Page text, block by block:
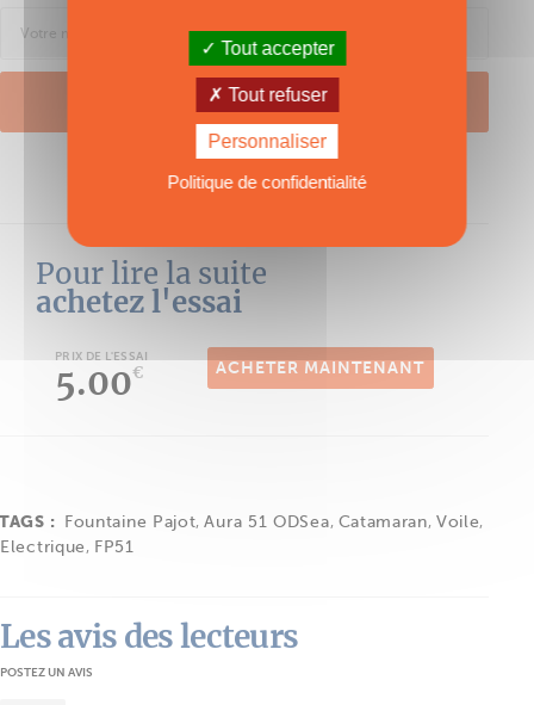
SE CONNECTER
Mot de passe oublié ?
Pour lire la suite
achetez l'essai
PRIX DE L'ESSAI
5.00€ ACHETER MAINTENANT
TAGS : Fountaine Pajot,Aura 51 ODSea, Catamaran, Voile,
Electrique , FP51
Les avis des lecteurs
POSTEZ UN AVIS
Tout accepter
Tout refuser
Personnaliser
Politique de confidentialité